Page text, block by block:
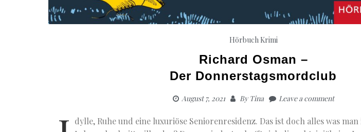
Hörbuch Krimi
Richard Osman –
Der Donnerstagsmordclub
August 7, 2021 ByTina Leave a comment
dylle, Ruhe und eine luxuriöse Seniorenresidenz. Das ist doch alles was